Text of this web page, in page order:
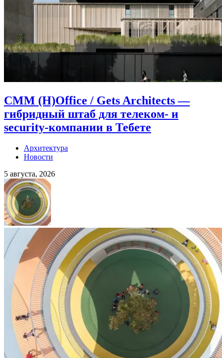
CMM (H)Office / Gets Architects —
гибридный штаб для телеком- и
security-компании в Тебете
Архитектура
Новости
5 августа, 2026